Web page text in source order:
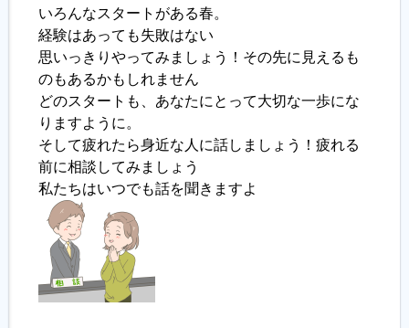
いろんなスタートがある春。
経験はあっても失敗はない
思いっきりやってみましょう！その先に見えるも
のもあるかもしれません
どのスタートも、あなたにとって大切な一歩にな
りますように。
そして疲れたら身近な人に話しましょう！疲れる
前に相談してみましょう
私たちはいつでも話を聞きますよ